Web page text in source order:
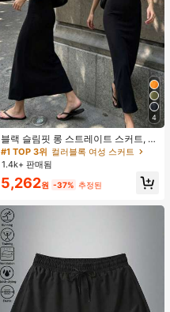
4
블랙 슬림핏 롱 스트레이트 스커트, 여
성 패션 폴리에스터 캐주얼 파티 스커
트, 다용도 및 귀여운, 일상 착용에 적
합, 여름 휴가. 해변, 음악 축제 및 여름
휴가에 완벽, 90년대
#1 TOP 3위 컬러블록 여성 스커트
1.4k+ 판매됨
5,262원 -37% 추정된